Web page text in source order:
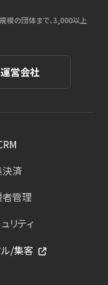
模の団体まで、3,000以上
運営会社
済
管理
リティ
/集客